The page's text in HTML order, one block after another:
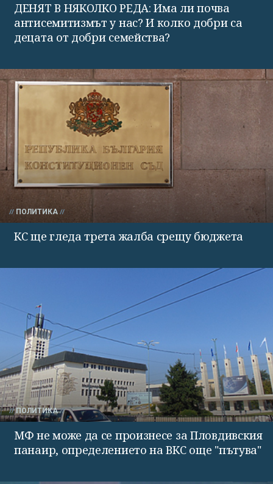
ДЕНЯТ В НЯКОЛКО РЕДА: Има ли почва
антисемитизмът у нас? И колко добри са
децата от добри семейства?
ПОЛИТИКА
КС ще гледа трета жалба срещу бюджета
ПОЛИТИКА
МФ не може да се произнесе за Пловдивския
панаир, определението на ВКС още "пътува"